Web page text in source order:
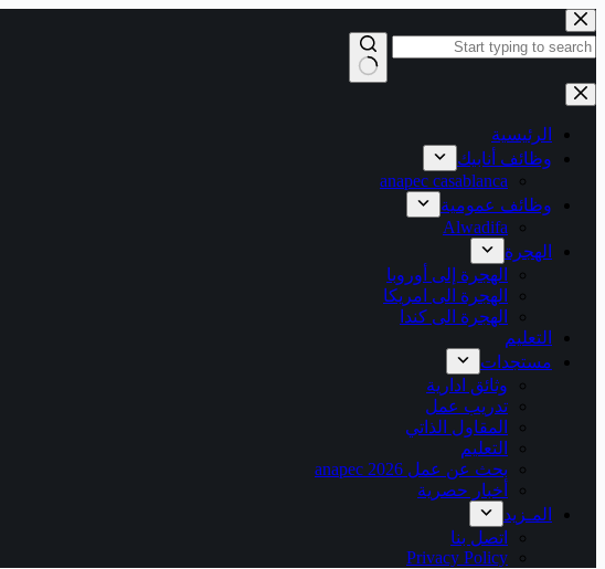
التجاوز
إلى
المحتوى
نتائج
الرئيسية
وظائف أنابيك
anapec casablanca
وظائف عمومية
Alwadifa
الهجرة
الهجرة إلى أوروبا
الهجرة الى امريكا
الهجرة الى كندا
التعليم
مستجدات
وثائق ادارية
تدريب عمل
المقاول الذاتي
التعليم
بحث عن عمل 2026 anapec
أخبار حصرية
المـزيد
اتصل بنا
Privacy Policy